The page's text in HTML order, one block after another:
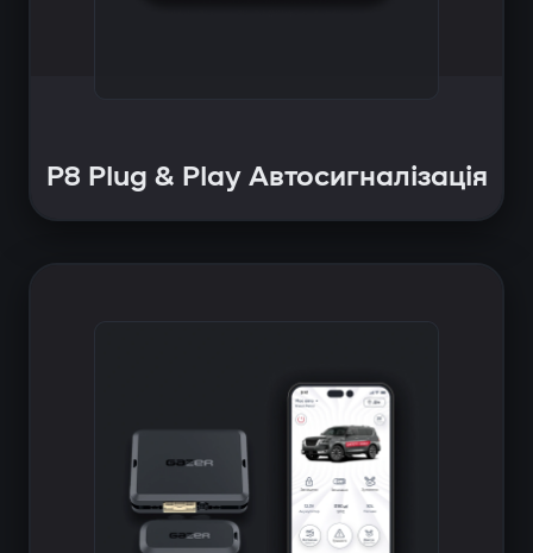
P8 Plug & Play Автосигналізація